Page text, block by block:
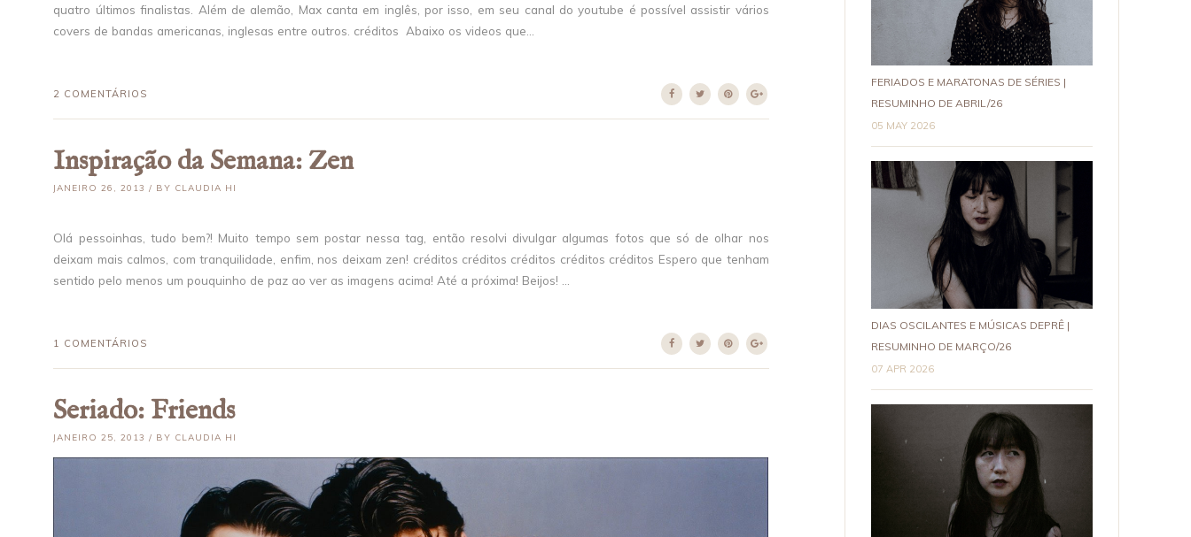
quatro últimos finalistas. Além de alemão, Max canta em inglês, por isso, em seu canal do youtube é possível assistir vários
covers de bandas americanas, inglesas entre outros. créditos Abaixo os videos que...
2 COMENTÁRIOS
Inspiração da Semana: Zen
JANEIRO 26, 2013 / BY CLAUDIA HI
Olá pessoinhas, tudo bem?! Muito tempo sem postar nessa tag, então resolvi divulgar algumas fotos que só de olhar nos
deixam mais calmos, com tranquilidade, enfim, nos deixam zen! créditos créditos créditos créditos créditos Espero que tenham
sentido pelo menos um pouquinho de paz ao ver as imagens acima! Até a próxima! Beijos! ...
1 COMENTÁRIOS
Seriado: Friends
JANEIRO 25, 2013 / BY CLAUDIA HI
FERIADOS E MARATONAS DE SÉRIES |
RESUMINHO DE ABRIL/26
05 MAY 2026
DIAS OSCILANTES E MÚSICAS DEPRÊ |
RESUMINHO DE MARÇO/26
07 APR 2026